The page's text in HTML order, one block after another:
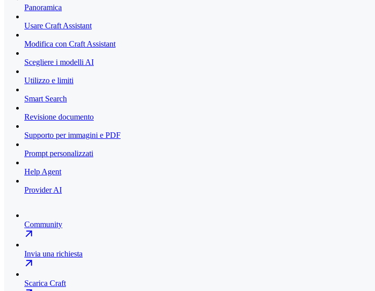
Panoramica
Usare Craft Assistant
Modifica con Craft Assistant
Scegliere i modelli AI
Utilizzo e limiti
Smart Search
Revisione documento
Supporto per immagini e PDF
Prompt personalizzati
Help Agent
Provider AI
Community
Invia una richiesta
Scarica Craft